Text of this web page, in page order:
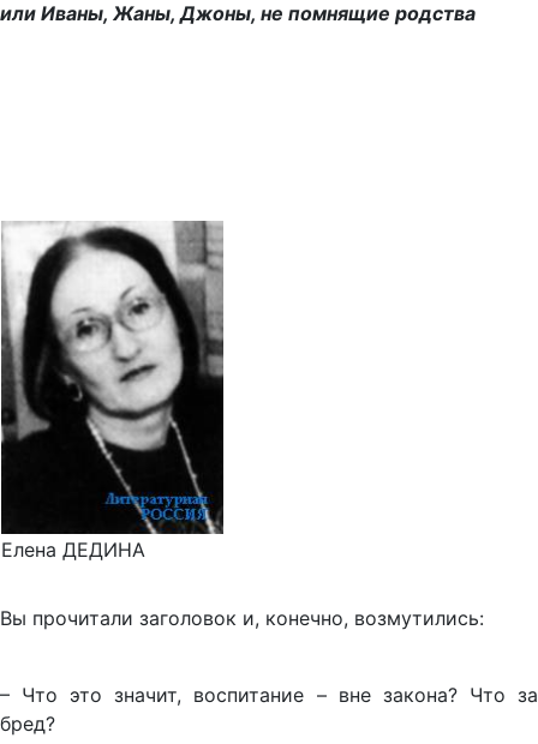
или Иваны, Жаны, Джоны, не помнящие родства
Елена ДЕДИНА
Вы прочитали заголовок и, конечно, возмутились:
– Что это значит, воспитание – вне закона? Что за
бред?